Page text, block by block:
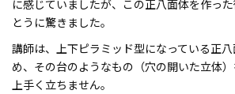
に感じていましたが、この正八面体を作っ
とうに驚きました。
講師は、上下ピラミッド型になっている正
め、その台のようなもの（穴の開いた立体）
上手く立ちません。